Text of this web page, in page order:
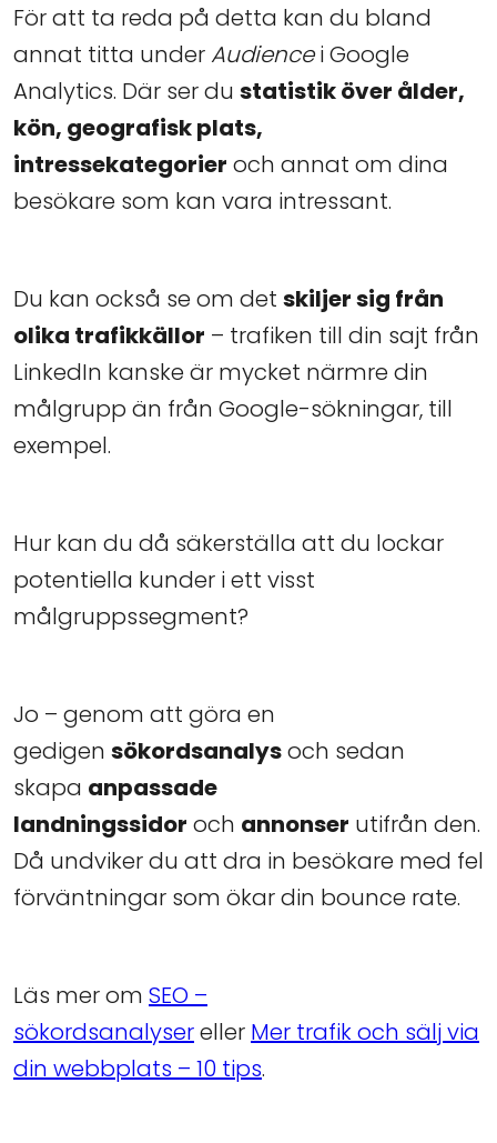
För att ta reda på detta kan du bland
annat titta under Audience i Google
Analytics. Där ser du statistik över ålder,
kön, geografisk plats,
intressekategorier och annat om dina
besökare som kan vara intressant.
Du kan också se om det skiljer sig från
olika trafikkällor – trafiken till din sajt från
LinkedIn kanske är mycket närmre din
målgrupp än från Google-sökningar, till
exempel.
Hur kan du då säkerställa att du lockar
potentiella kunder i ett visst
målgruppssegment?
Jo – genom att göra en
gedigen sökordsanalysoch sedan
skapa anpassade
landningssidor och annonser utifrån den.
Då undviker du att dra in besökare med fel
förväntningar som ökar din bounce rate.
Läs mer om SEO –
sökordsanalysereller Mer trafik och sälj via
din webbplats – 10 tips.